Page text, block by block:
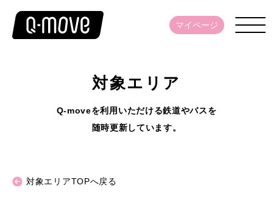
マイページ
対象エリア
Q-moveを利用いただける鉄道やバスを
随時更新しています。
対象エリアTOPへ戻る